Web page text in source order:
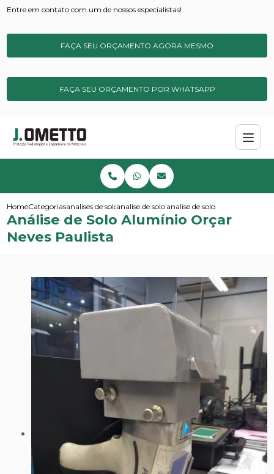
Entre em contato com um de nossos especialistas!
FAÇA SEU ORÇAMENTO AGORA MESMO
FAÇA SEU ORÇAMENTO POR WHATSAPP
HomeCategoriasanalises de solos e sedimentosanalise de solo para metais pesados
analise de solo aluminio orcar
Análise de Solo Alumínio Orçar
Neves Paulista